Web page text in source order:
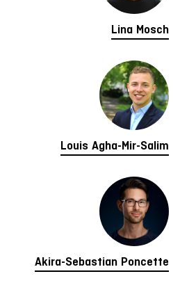
Lina Mosch
Louis Agha-Mir-Salim
Akira-Sebastian Poncette